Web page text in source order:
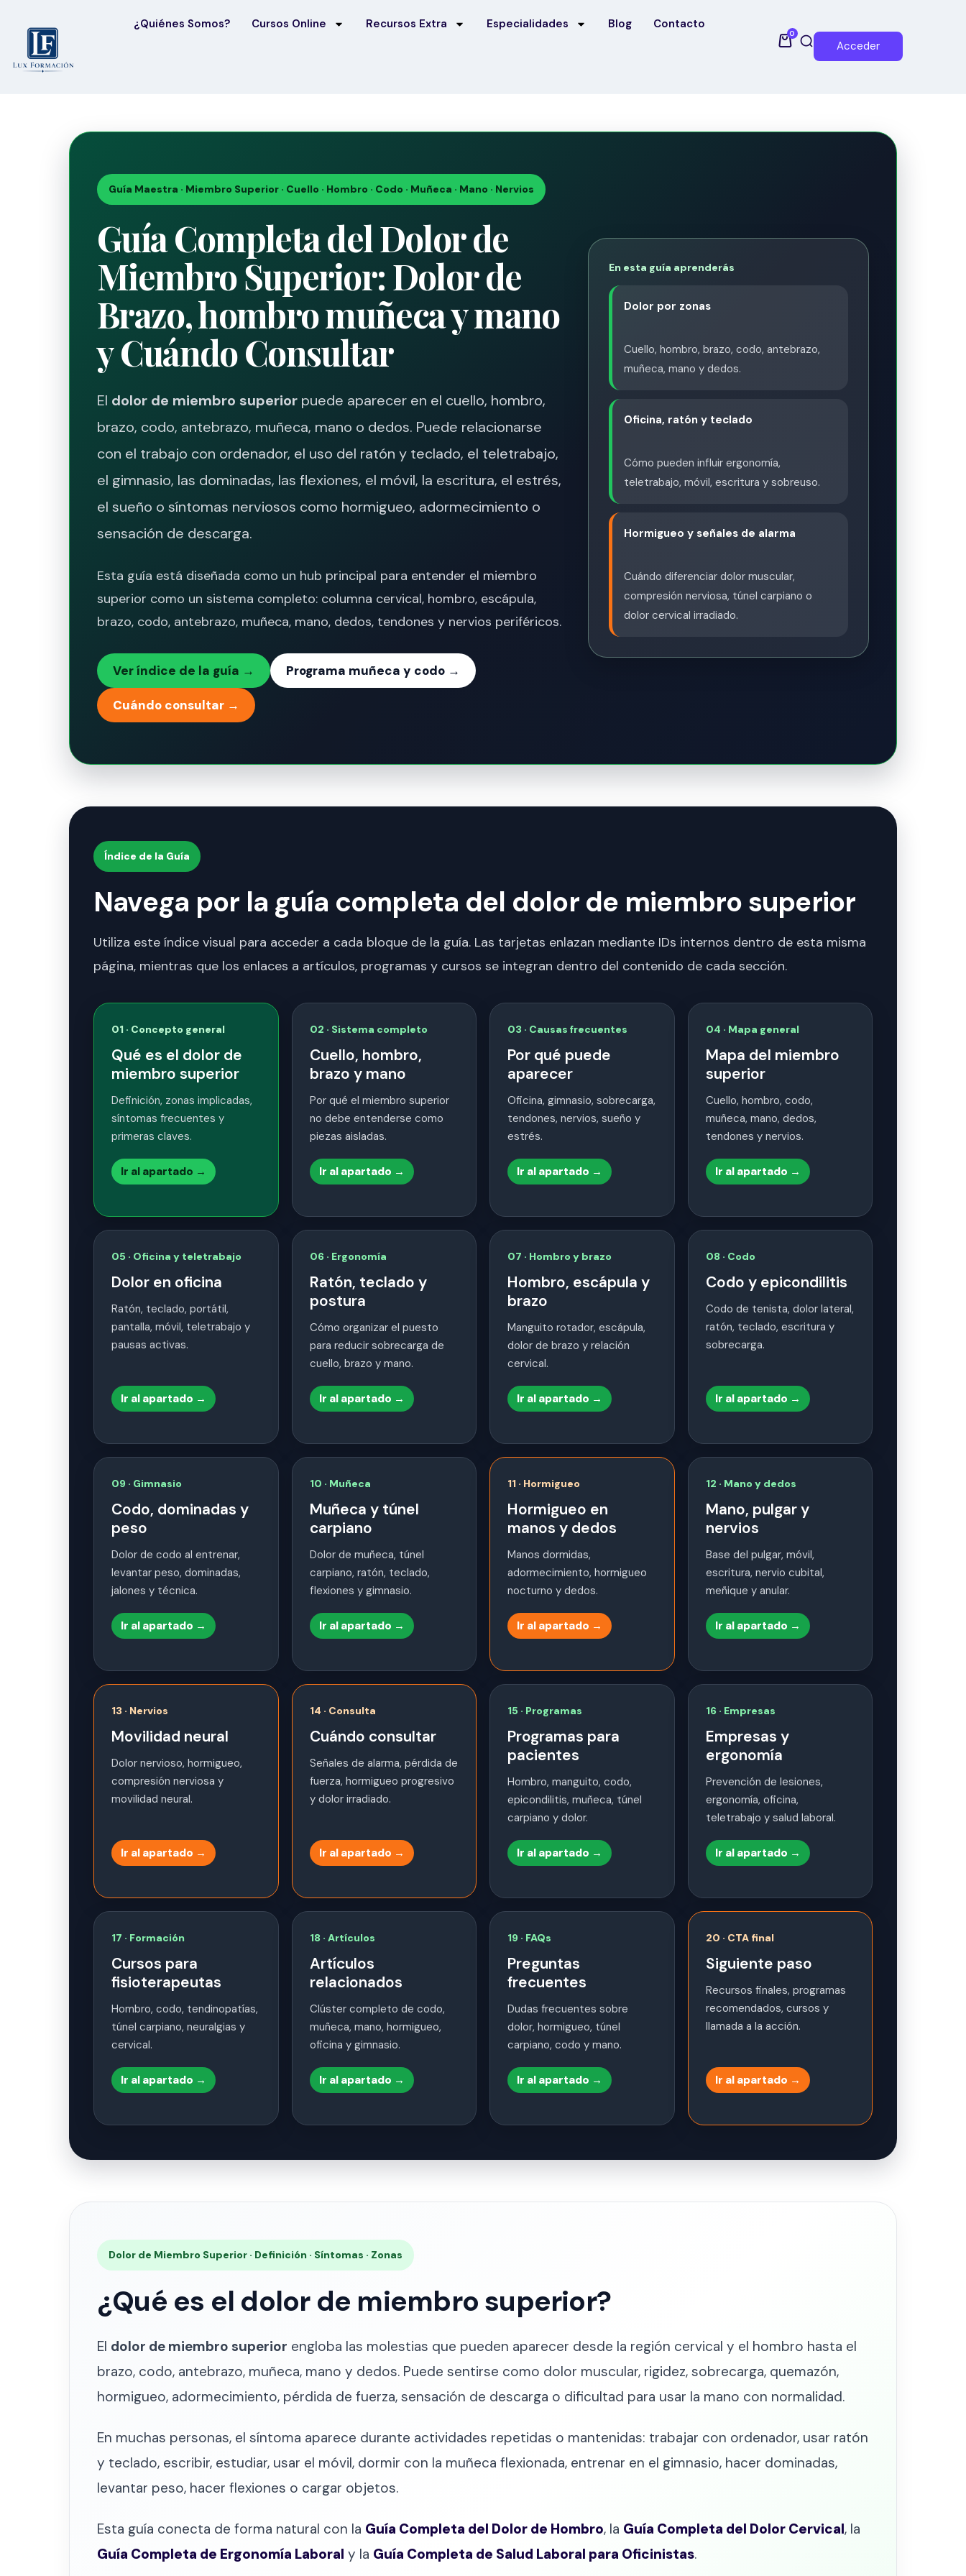
¿Quiénes Somos? Cursos Online Recursos Extra Especialidades Blog Contacto
0
Acceder
Guía Maestra · Miembro Superior · Cuello · Hombro · Codo · Muñeca · Mano · Nervios
Guía Completa del Dolor de
Miembro Superior: Dolor de
Brazo, hombro muñeca y mano
y Cuándo Consultar
El dolor de miembro superior puede aparecer en el cuello, hombro,
brazo, codo, antebrazo, muñeca, mano o dedos. Puede relacionarse
con el trabajo con ordenador, el uso del ratón y teclado, el teletrabajo,
el gimnasio, las dominadas, las flexiones, el móvil, la escritura, el estrés,
el sueño o síntomas nerviosos como hormigueo, adormecimiento o
sensación de descarga.
Esta guía está diseñada como un hub principal para entender el miembro
superior como un sistema completo: columna cervical, hombro, escápula,
brazo, codo, antebrazo, muñeca, mano, dedos, tendones y nervios periféricos.
Ver índice de la guía → Programa muñeca y codo →
Cuándo consultar →
En esta guía aprenderás
Dolor por zonas
Cuello, hombro, brazo, codo, antebrazo,
muñeca, mano y dedos.
Oficina, ratón y teclado
Cómo pueden influir ergonomía,
teletrabajo, móvil, escritura y sobreuso.
Hormigueo y señales de alarma
Cuándo diferenciar dolor muscular,
compresión nerviosa, túnel carpiano o
dolor cervical irradiado.
Índice de la Guía
Navega por la guía completa del dolor de miembro superior
Utiliza este índice visual para acceder a cada bloque de la guía. Las tarjetas enlazan mediante IDs internos dentro de esta misma
página, mientras que los enlaces a artículos, programas y cursos se integran dentro del contenido de cada sección.
01 · Concepto general
Qué es el dolor de
miembro superior
Definición, zonas implicadas,
síntomas frecuentes y
primeras claves.
Ir al apartado →
02 · Sistema completo
Cuello, hombro,
brazo y mano
Por qué el miembro superior
no debe entenderse como
piezas aisladas.
Ir al apartado →
03 · Causas frecuentes
Por qué puede
aparecer
Oficina, gimnasio, sobrecarga,
tendones, nervios, sueño y
estrés.
Ir al apartado →
04 · Mapa general
Mapa del miembro
superior
Cuello, hombro, codo,
muñeca, mano, dedos,
tendones y nervios.
Ir al apartado →
05 · Oficina y teletrabajo
Dolor en oficina
Ratón, teclado, portátil,
pantalla, móvil, teletrabajo y
pausas activas.
Ir al apartado →
06 · Ergonomía
Ratón, teclado y
postura
Cómo organizar el puesto
para reducir sobrecarga de
cuello, brazo y mano.
Ir al apartado →
07 · Hombro y brazo
Hombro, escápula y
brazo
Manguito rotador, escápula,
dolor de brazo y relación
cervical.
Ir al apartado →
08 · Codo
Codo y epicondilitis
Codo de tenista, dolor lateral,
ratón, teclado, escritura y
sobrecarga.
Ir al apartado →
09 · Gimnasio
Codo, dominadas y
peso
Dolor de codo al entrenar,
levantar peso, dominadas,
jalones y técnica.
Ir al apartado →
10 · Muñeca
Muñeca y túnel
carpiano
Dolor de muñeca, túnel
carpiano, ratón, teclado,
flexiones y gimnasio.
Ir al apartado →
11 · Hormigueo
Hormigueo en
manos y dedos
Manos dormidas,
adormecimiento, hormigueo
nocturno y dedos.
Ir al apartado →
12 · Mano y dedos
Mano, pulgar y
nervios
Base del pulgar, móvil,
escritura, nervio cubital,
meñique y anular.
Ir al apartado →
13 · Nervios
Movilidad neural
Dolor nervioso, hormigueo,
compresión nerviosa y
movilidad neural.
Ir al apartado →
14 · Consulta
Cuándo consultar
Señales de alarma, pérdida de
fuerza, hormigueo progresivo
y dolor irradiado.
Ir al apartado →
15 · Programas
Programas para
pacientes
Hombro, manguito, codo,
epicondilitis, muñeca, túnel
carpiano y dolor.
Ir al apartado →
16 · Empresas
Empresas y
ergonomía
Prevención de lesiones,
ergonomía, oficina,
teletrabajo y salud laboral.
Ir al apartado →
17 · Formación
Cursos para
fisioterapeutas
Hombro, codo, tendinopatías,
túnel carpiano, neuralgias y
cervical.
Ir al apartado →
18 · Artículos
Artículos
relacionados
Clúster completo de codo,
muñeca, mano, hormigueo,
oficina y gimnasio.
Ir al apartado →
19 · FAQs
Preguntas
frecuentes
Dudas frecuentes sobre
dolor, hormigueo, túnel
carpiano, codo y mano.
Ir al apartado →
20 · CTA final
Siguiente paso
Recursos finales, programas
recomendados, cursos y
llamada a la acción.
Ir al apartado →
Dolor de Miembro Superior · Definición · Síntomas · Zonas
¿Qué es el dolor de miembro superior?
El dolor de miembro superior engloba las molestias que pueden aparecer desde la región cervical y el hombro hasta el
brazo, codo, antebrazo, muñeca, mano y dedos. Puede sentirse como dolor muscular, rigidez, sobrecarga, quemazón,
hormigueo, adormecimiento, pérdida de fuerza, sensación de descarga o dificultad para usar la mano con normalidad.
En muchas personas, el síntoma aparece durante actividades repetidas o mantenidas: trabajar con ordenador, usar ratón
y teclado, escribir, estudiar, usar el móvil, dormir con la muñeca flexionada, entrenar en el gimnasio, hacer dominadas,
levantar peso, hacer flexiones o cargar objetos.
Esta guía conecta de forma natural con la Guía Completa del Dolor de Hombro, la Guía Completa del Dolor Cervical, la
Guía Completa de Ergonomía Laboral y la Guía Completa de Salud Laboral para Oficinistas.